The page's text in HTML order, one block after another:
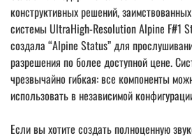
конструктивных решений,
системы UltraHigh-Resolution Alpine F#1
создала “Alpine Status” для
разрешения по более доступной цене.
чрезвычайно гибкая: все компоненты
использовать в независимой
Если вы хотите создать полноценную